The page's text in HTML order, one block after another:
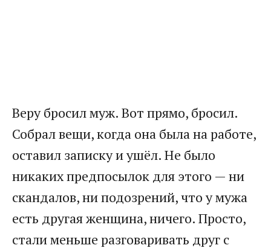
Веру бросил муж. Вот прямо, бросил.
Собрал вещи, когда она была на работе,
оставил записку и ушёл. Не было
никаких предпосылок для этого — ни
скандалов, ни подозрений, что у мужа
есть другая женщина, ничего. Просто,
стали меньше разговаривать друг с